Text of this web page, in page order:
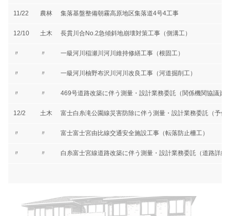
11/22 農林 集落基盤整備朝霧高原地区集落道4号4工事
12/10 土木 長貫川合No.2急傾斜地崩壊対策工事（側溝工）
〃 〃 一級河川稲瀬川河川維持修繕工事（根固工）
〃 〃 一級河川柚野布沢川河川改良工事（河道掘削工）
〃 〃 469号道路改築に伴う測量・設計業務委託（関係機関協議資
12/2 土木 富士白糸滝公園線災害防除に伴う測量・設計業務委託（予備
〃 〃 富士富士宮由比線交通安全施設工事（転落防止柵工）
〃 〃 白糸富士宮線道路改築に伴う測量・設計業務委託（道路詳細